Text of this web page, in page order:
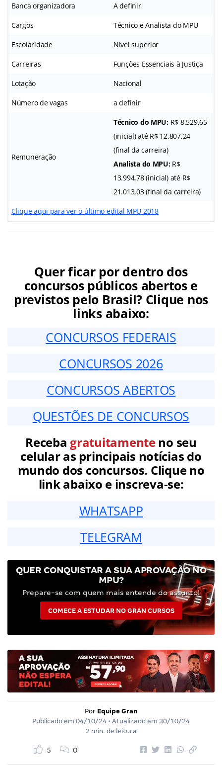
Banca organizadora A definir
Cargos Técnico e Analista do MPU
Escolaridade Nível superior
Carreiras Funções Essenciais à Justiça
Lotação Nacional
Número de vagas a definir
Remuneração
Técnico do MPU: R$ 8.529,65
(inicial) até R$ 12.807,24
(final da carreira)
Analista do MPU: R$
13.994,78 (inicial) até R$
21.013,03 (final da carreira)
Clique aqui para ver o último edital MPU 2018
Quer ficar por dentro dos
concursos públicos abertos e
previstos pelo Brasil? Clique nos
links abaixo:
CONCURSOS FEDERAIS
CONCURSOS 2026
CONCURSOS ABERTOS
QUESTÕES DE CONCURSOS
Receba gratuitamenteno seu
celular as principais notícias do
mundo dos concursos. Clique no
link abaixo e inscreva-se:
WHATSAPP
TELEGRAM
QUER CONQUISTAR A SUA APROVAÇÃO NO
MPU?
Prepare-se com quem mais entende do assunto!
COMECE A ESTUDAR NO GRAN CURSOS
Por Equipe Gran
Publicado em 04/10/24 • Atualizado em 30/10/24
2 min. de leitura
5 0